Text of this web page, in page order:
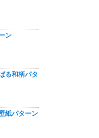
ン
る和柄パタ
紙パターン